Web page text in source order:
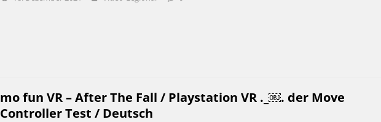
mo fun VR – After The Fall / Playstation VR ._￼. der Move
Controller Test / Deutsch